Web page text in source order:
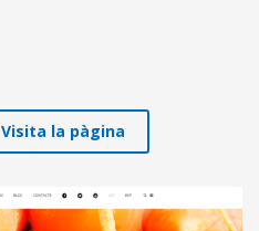
Visita la pàgina